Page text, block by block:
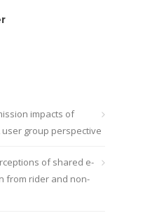
impacts of
group perspective
of shared e-
from rider and non-